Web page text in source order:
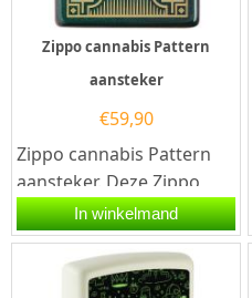
Zippo cannabis Pattern
aansteker
€59,90
Zippo cannabis Pattern
aansteker. Deze Zippo
aansteker heeft een
iridescent kleurig
afwerking en...
In winkelmand